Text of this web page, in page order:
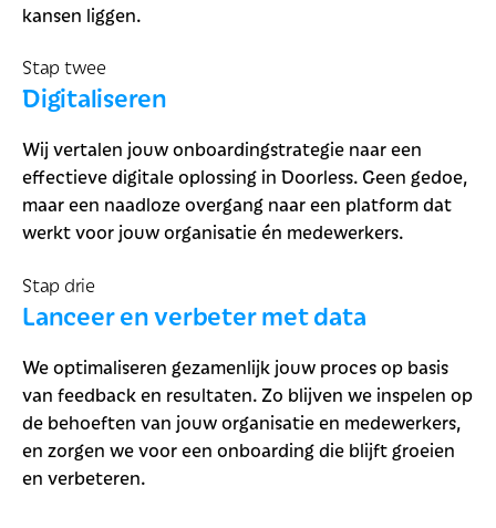
kansen liggen.
Stap twee
Digitaliseren
Wij vertalen jouw onboardingstrategie naar een
effectieve digitale oplossing in Doorless. Geen gedoe,
maar een naadloze overgang naar een platform dat
werkt voor jouw organisatie én medewerkers.
Stap drie
Lanceer en verbeter met data
We optimaliseren gezamenlijk jouw proces op basis
van feedback en resultaten. Zo blijven we inspelen op
de behoeften van jouw organisatie en medewerkers,
en zorgen we voor een onboarding die blijft groeien
en verbeteren.